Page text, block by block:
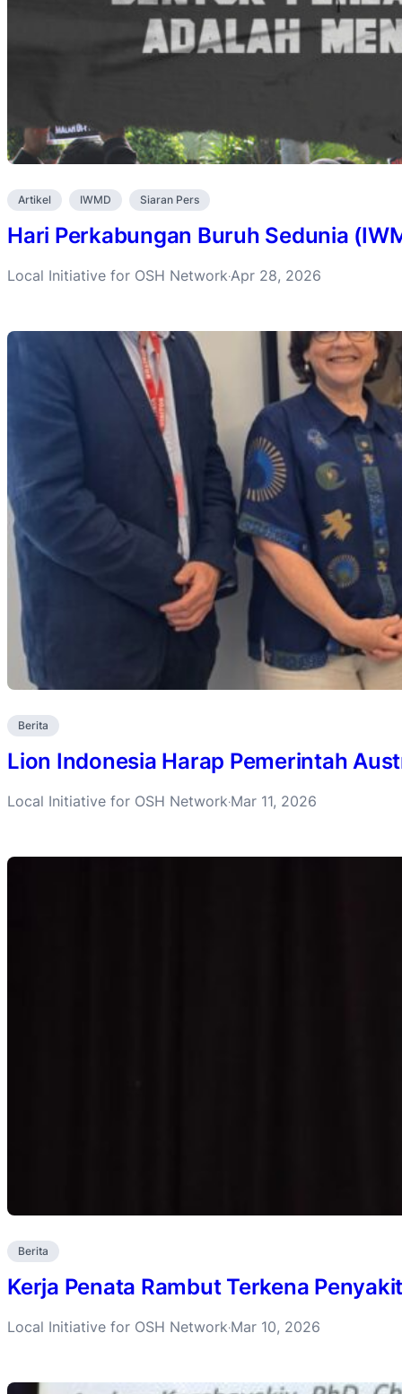
Artikel IWMD Siaran Pers
Hari Perkabungan Buruh Sedunia
Local Initiative for OSH Network·Apr 28, 2026
Berita
Lion Indonesia Harap Pemerintah
Local Initiative for OSH Network·Mar 11, 2026
Berita
Kerja Penata Rambut Terkena
Local Initiative for OSH Network·Mar 10, 2026